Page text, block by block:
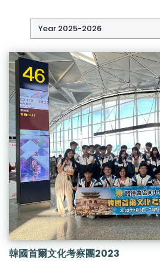
韓國首爾文化考察團2023